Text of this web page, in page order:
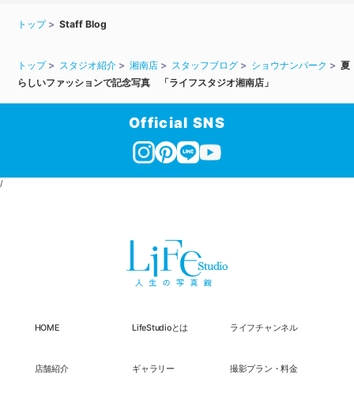
トップ Staff Blog
トップ スタジオ紹介 湘南店 スタッフブログ ショウナンパーク
夏
らしいファッションで記念写真 「ライフスタジオ湘南店」
Official SNS
/
HOME LifeStudioとは ライフチャンネル
店舗紹介 ギャラリー 撮影プラン・料金